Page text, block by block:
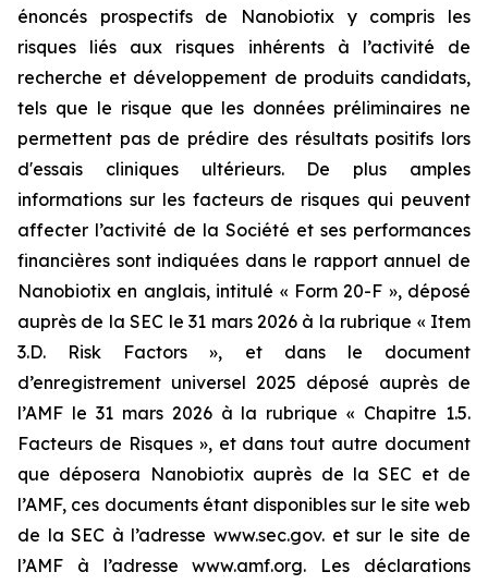
énoncés prospectifs de Nanobiotix y compris les
risques liés aux risques inhérents à l’activité de
recherche et développement de produits candidats,
tels que le risque que les données préliminaires ne
permettent pas de prédire des résultats positifs lors
d'essais cliniques ultérieurs. De plus amples
informations sur les facteurs de risques qui peuvent
affecter l’activité de la Société et ses performances
financières sont indiquées dans le rapport annuel de
Nanobiotix en anglais, intitulé « Form 20-F », déposé
auprès de la SEC le 31 mars 2026 à la rubrique « Item
3.D. Risk Factors », et dans le document
d’enregistrement universel 2025 déposé auprès de
l’AMF le 31 mars 2026 à la rubrique « Chapitre 1.5.
Facteurs de Risques », et dans tout autre document
que déposera Nanobiotix auprès de la SEC et de
l’AMF, ces documents étant disponibles sur le site web
de la SEC à l’adresse www.sec.gov. et sur le site de
l’AMF à l’adresse www.amf.org. Les déclarations